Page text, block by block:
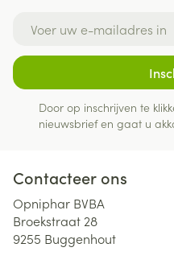
Door op inschrijven te
nieuwsbrief en gaat u
Contacteer ons
Opniphar BVBA
Broekstraat 28
9255 Buggenhout